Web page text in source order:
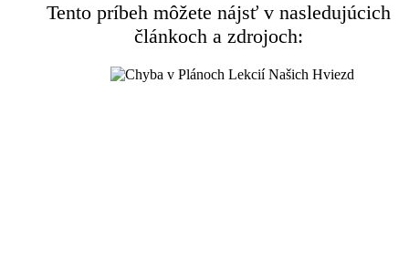
Tento príbeh môžete nájsť v nasledujúcich
článkoch a zdrojoch: